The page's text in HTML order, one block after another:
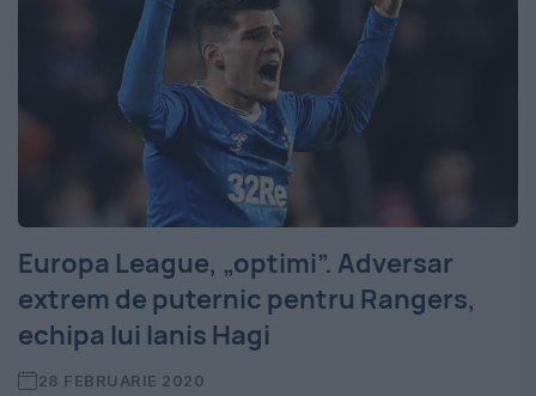
Europa League, „optimi”. Adversar
extrem de puternic pentru Rangers,
echipa lui Ianis Hagi
28 FEBRUARIE 2020